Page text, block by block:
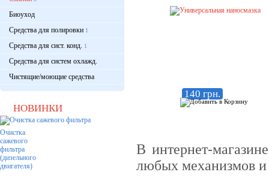
Биоуход
Средства для полировки 1
Средства для сист. конд. 1
Средства для систем охлажд.
Чистящие/моющие средства
НОВИНКИ
Очистка
сажевого
фильтра
(дизельного
двигателя)
140 грн.
В интернет-
любых механизмов и